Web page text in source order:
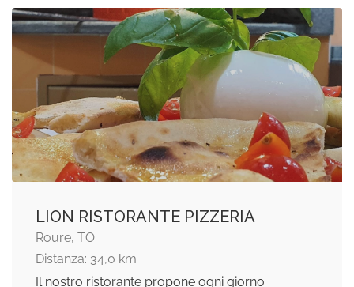
LION RISTORANTE PIZZERIA
Roure, TO
Distanza: 34,0 km
Il nostro ristorante propone ogni giorno